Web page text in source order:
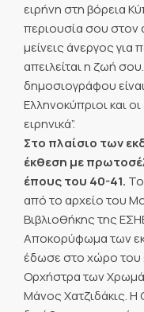
ειρήνη στη βόρεια
περιουσία σου στον
μείνεις άνεργος για
απειλείται η ζωή
δημοσιογράφου
Ελληνοκύπριοι και
ειρηνικά”.
Στο πλαίσιο των
έκθεση με
έπους του 40-41.
από το αρχείο του
Βιβλιοθήκης της
Αποκορύφωμα των
έδωσε στο χώρο του
Ορχήστρα των
Μάνος Χατζιδάκις.